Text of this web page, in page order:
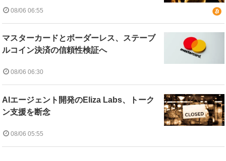
08/06 06:55
マスターカードとボーダーレス、ステーブ
ルコイン決済の信頼性検証へ
08/06 06:30
AIエージェント開発のEliza Labs、トーク
ン支援を断念
08/06 05:55